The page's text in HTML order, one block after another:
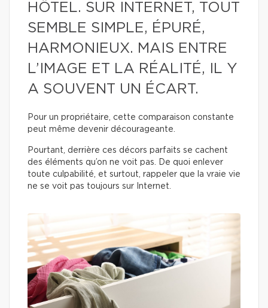
HÔTEL. SUR INTERNET, TOUT
SEMBLE SIMPLE, ÉPURÉ,
HARMONIEUX. MAIS ENTRE
L’IMAGE ET LA RÉALITÉ, IL Y
A SOUVENT UN ÉCART.
Pour un propriétaire, cette comparaison constante
peut même devenir décourageante.
Pourtant, derrière ces décors parfaits se cachent
des éléments qu’on ne voit pas. De quoi enlever
toute culpabilité, et surtout, rappeler que la vraie vie
ne se voit pas toujours sur Internet.